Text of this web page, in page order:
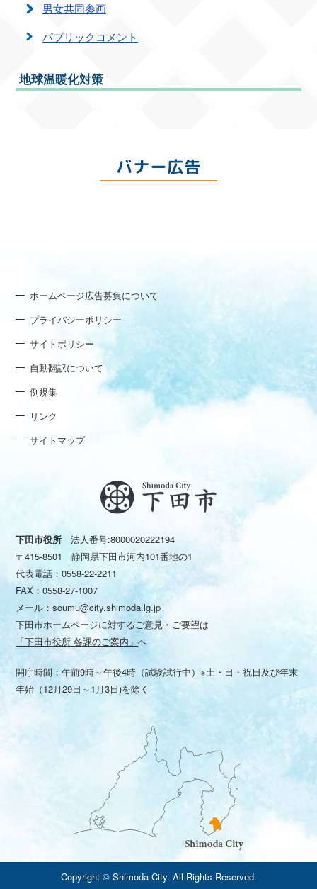
男女共同参画
パブリックコメント
地球温暖化対策
バナー広告
ホームページ広告募集について
プライバシーポリシー
サイトポリシー
自動翻訳について
例規集
リンク
サイトマップ
下田市役所 法人番号:8000020222194
〒415-8501 静岡県下田市河内101番地の1
代表電話：0558-22-2211
FAX：0558-27-1007
メール：soumu@city.shimoda.lg.jp
下田市ホームページに対するご意見・ご要望は
「下田市役所 各課のご案内」へ
開庁時間：午前9時～午後4時（試験試行中）※土・日・祝日及び年末
年始（12月29日～1月3日)を除く
Copyright © Shimoda City. All Rights Reserved.